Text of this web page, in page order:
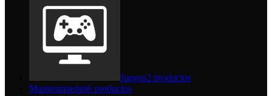
Juegos2 productos
Mantenimiento6 productos